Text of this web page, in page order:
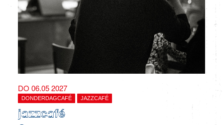
DO 06.05 2027
DONDERDAGCAFÉ JAZZCAFÉ
jazzcafé